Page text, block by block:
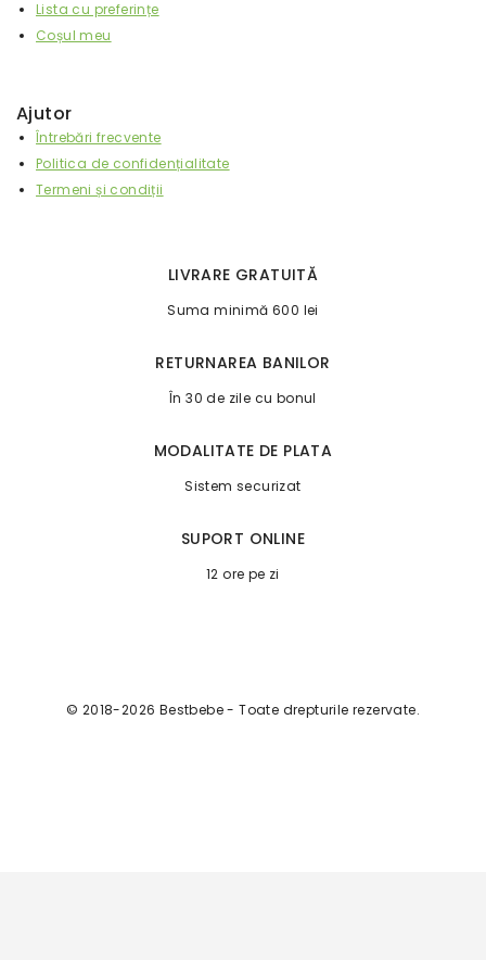
Lista cu preferințe
Coșul meu
Ajutor
Întrebări frecvente
Politica de confidențialitate
Termeni și condiții
LIVRARE GRATUITĂ
Suma minimă 600 lei
RETURNAREA BANILOR
În 30 de zile cu bonul
MODALITATE DE PLATA
Sistem securizat
SUPORT ONLINE
12 ore pe zi
© 2018-2026 Bestbebe - Toate drepturile rezervate.